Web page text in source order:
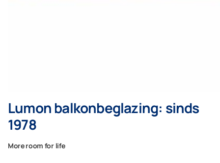
Lumon balkonbeglazing: sinds
1978
More room for life